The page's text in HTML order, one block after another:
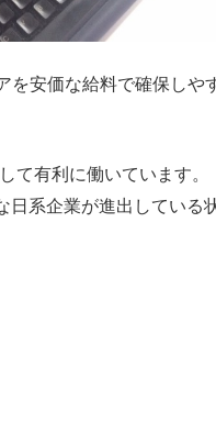
安価な給料で確保しや
て有利に働いています。
系企業が進出している